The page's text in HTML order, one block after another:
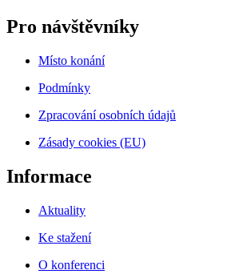
Pro návštěvníky
Místo konání
Podmínky
Zpracování osobních údajů
Zásady cookies (EU)
Informace
Aktuality
Ke stažení
O konferenci